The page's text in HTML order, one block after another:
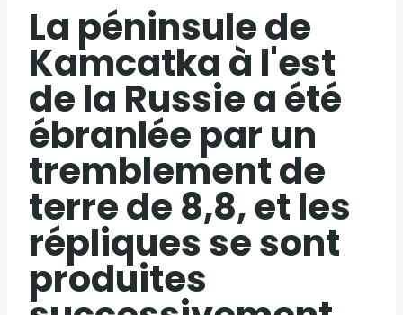
La péninsule de
Kamcatka à l'est
de la Russie a été
ébranlée par un
tremblement de
terre de 8,8, et les
répliques se sont
produites